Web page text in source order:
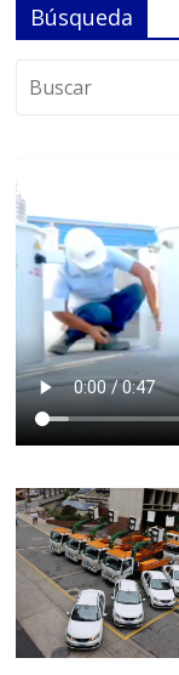
Búsqueda